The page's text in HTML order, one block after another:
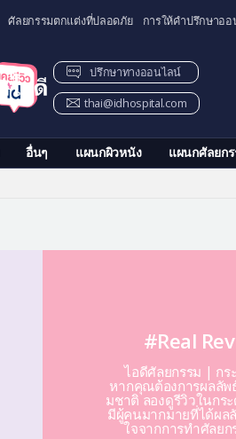
ศัลยกรรมตกแต่งที่ปลอดภัย การให้คำปรึกษาอ
อื่นๆ แผนกผิวหนัง แผนกศัลยก
ปรึกษาทางออนไลน์
thai@idhospital.com
#Real
ไอดีศัลยกรรม | กร
หากคุณต้องการผลลัพ
มชาติ ลองดูรีวิวในกร
มีผู้คนมากมายที่ได้ผล
ใจจากการทำศัลยก